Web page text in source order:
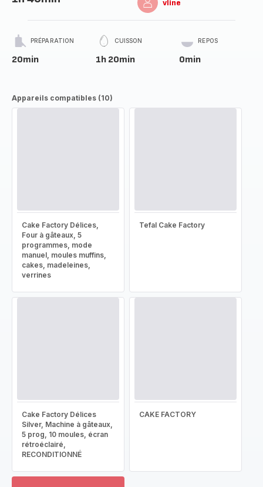
vline
PRÉPARATION
20min
CUISSON
1h 20min
REPOS
0min
Appareils compatibles (10)
Cake Factory Délices,
Four à gâteaux, 5
programmes, mode
manuel, moules muffins,
cakes, madeleines,
verrines
Tefal Cake Factory
Cake Factory Délices
Silver, Machine à gâteaux,
5 prog, 10 moules, écran
rétroéclairé,
RECONDITIONNÉ
CAKE FACTORY